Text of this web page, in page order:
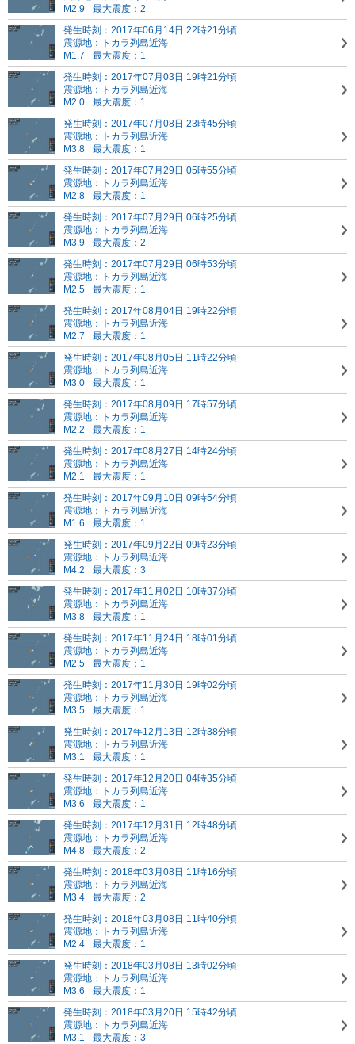
M2.9
最大震度：2
発生時刻：2017年06月14日 22時21分頃
震源地：トカラ列島近海
M1.7
最大震度：1
発生時刻：2017年07月03日 19時21分頃
震源地：トカラ列島近海
M2.0
最大震度：1
発生時刻：2017年07月08日 23時45分頃
震源地：トカラ列島近海
M3.8
最大震度：1
発生時刻：2017年07月29日 05時55分頃
震源地：トカラ列島近海
M2.8
最大震度：1
発生時刻：2017年07月29日 06時25分頃
震源地：トカラ列島近海
M3.9
最大震度：2
発生時刻：2017年07月29日 06時53分頃
震源地：トカラ列島近海
M2.5
最大震度：1
発生時刻：2017年08月04日 19時22分頃
震源地：トカラ列島近海
M2.7
最大震度：1
発生時刻：2017年08月05日 11時22分頃
震源地：トカラ列島近海
M3.0
最大震度：1
発生時刻：2017年08月09日 17時57分頃
震源地：トカラ列島近海
M2.2
最大震度：1
発生時刻：2017年08月27日 14時24分頃
震源地：トカラ列島近海
M2.1
最大震度：1
発生時刻：2017年09月10日 09時54分頃
震源地：トカラ列島近海
M1.6
最大震度：1
発生時刻：2017年09月22日 09時23分頃
震源地：トカラ列島近海
M4.2
最大震度：3
発生時刻：2017年11月02日 10時37分頃
震源地：トカラ列島近海
M3.8
最大震度：1
発生時刻：2017年11月24日 18時01分頃
震源地：トカラ列島近海
M2.5
最大震度：1
発生時刻：2017年11月30日 19時02分頃
震源地：トカラ列島近海
M3.5
最大震度：1
発生時刻：2017年12月13日 12時38分頃
震源地：トカラ列島近海
M3.1
最大震度：1
発生時刻：2017年12月20日 04時35分頃
震源地：トカラ列島近海
M3.6
最大震度：1
発生時刻：2017年12月31日 12時48分頃
震源地：トカラ列島近海
M4.8
最大震度：2
発生時刻：2018年03月08日 11時16分頃
震源地：トカラ列島近海
M3.4
最大震度：2
発生時刻：2018年03月08日 11時40分頃
震源地：トカラ列島近海
M2.4
最大震度：1
発生時刻：2018年03月08日 13時02分頃
震源地：トカラ列島近海
M3.6
最大震度：1
発生時刻：2018年03月20日 15時42分頃
震源地：トカラ列島近海
M3.1
最大震度：3